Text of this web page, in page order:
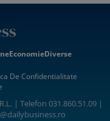
EconomieDiverse
De Confidentialitate
| Telefon 031.860.51.09 |